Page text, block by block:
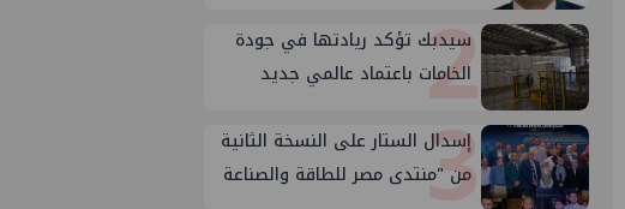
2
سيدبك تؤكد ريادتها في جودة
الخامات باعتماد عالمي جديد
3
إسدال الستار على النسخة الثانية
من "منتدى مصر للطاقة والصناعة